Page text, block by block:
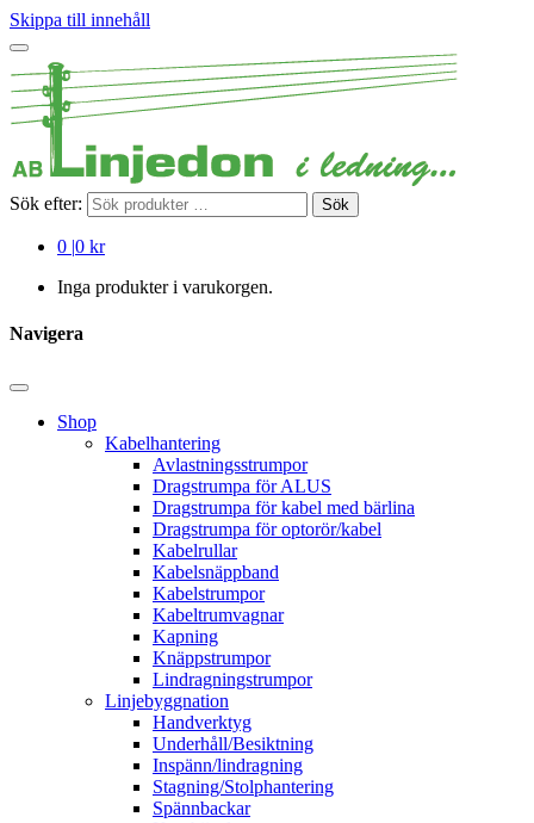
Skippa till innehåll
Sök efter: Sök
0 |0 kr
Inga produkter i varukorgen.
Navigera
Shop
Kabelhantering
Avlastningsstrumpor
Dragstrumpa för ALUS
Dragstrumpa för kabel med bärlina
Dragstrumpa för optorör/kabel
Kabelrullar
Kabelsnäppband
Kabelstrumpor
Kabeltrumvagnar
Kapning
Knäppstrumpor
Lindragningstrumpor
Linjebyggnation
Handverktyg
Underhåll/Besiktning
Inspänn/lindragning
Stagning/Stolphantering
Spännbackar